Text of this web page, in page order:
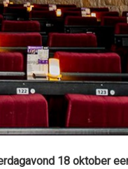
18 oktober